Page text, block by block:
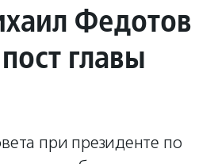
Федотов
главы
при президенте по